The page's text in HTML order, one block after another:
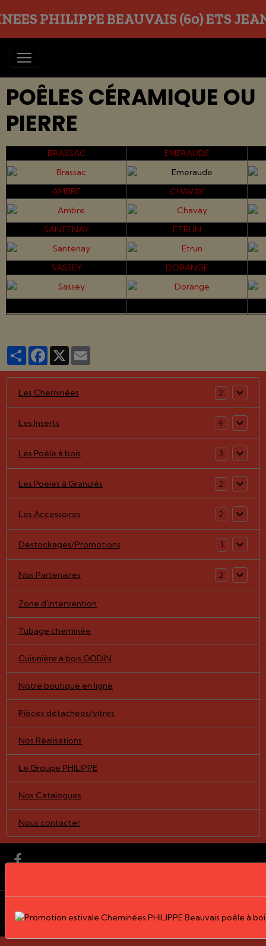
PHILIPPE BEAUVAIS (60) ETS
POÊLES CÉRAMIQUE OU
PIERRE
BRASSAC EMERAUDE
AMBRE CHAVAY
SANTENAY ETRUN
SASSEY DORANGE
PartagerFacebook
X
Les Cheminées 2
Les Inserts 4
Les Poêle à bois 3
Les Poeles à Granulés 2
Les Accessoires 2
Destockages/Promotions 1
Nos Partenaires 2
Zone d'intervention
Tubage cheminée
Cuisinière à bois GODIN
Notre boutique en ligne
Pièces détachées/vitres
Nos Réalisations
Le Groupe PHILIPPE
Nos Catalogues
Nous contacter